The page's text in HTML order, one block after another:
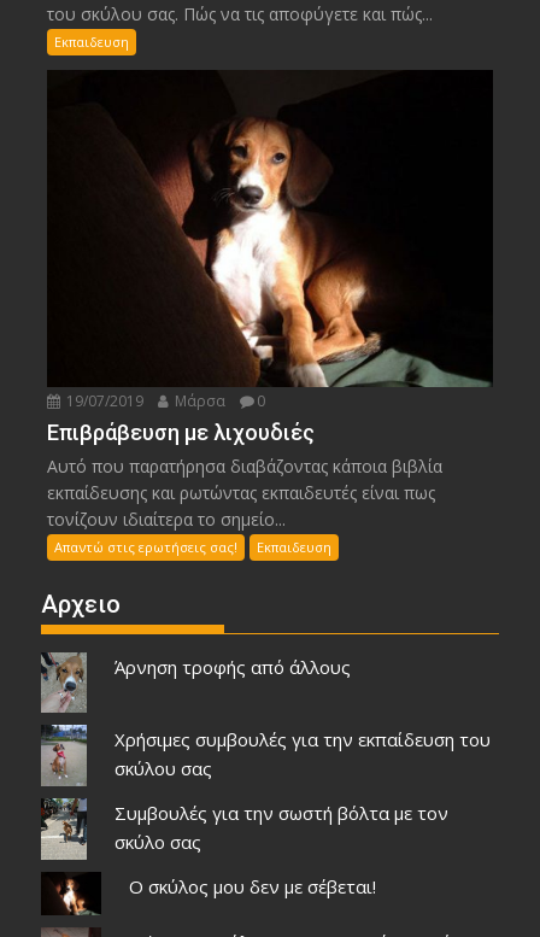
του σκύλου σας. Πώς να τις αποφύγετε και πώς...
Εκπαιδευση
19/07/2019 Μάρσα 0
Επιβράβευση με λιχουδιές
Αυτό που παρατήρησα διαβάζοντας κάποια βιβλία
εκπαίδευσης και ρωτώντας εκπαιδευτές είναι πως
τονίζουν ιδιαίτερα το σημείο...
Απαντώ στις ερωτήσεις σας! Εκπαιδευση
Αρχειο
Άρνηση τροφής από άλλους
Χρήσιμες συμβουλές για την εκπαίδευση του
σκύλου σας
Συμβουλές για την σωστή βόλτα με τον
σκύλο σας
Ο σκύλος μου δεν με σέβεται!